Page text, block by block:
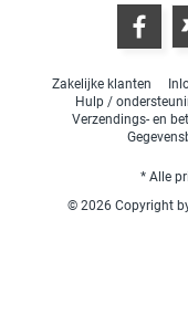
Zakelijke klanten
Hulp /
Verzendings- en
* Alle
© 2026 Copyright